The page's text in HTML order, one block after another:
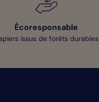
Écoresponsable
issus de forêts durables